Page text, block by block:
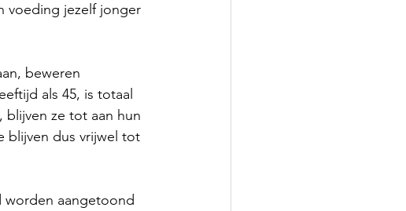
voeding jezelf jonger
beweren
als 45, is totaal
ze tot aan hun
blijven dus vrijwel tot
aangetoond